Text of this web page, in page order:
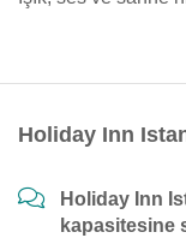
Holiday Inn
Holiday Inn
kapasitesine